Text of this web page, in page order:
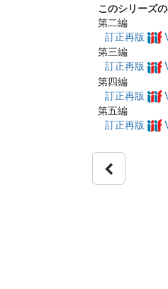
このシリーズ
第二編
訂正再版
第三編
訂正再版
第四編
訂正再版
第五編
訂正再版